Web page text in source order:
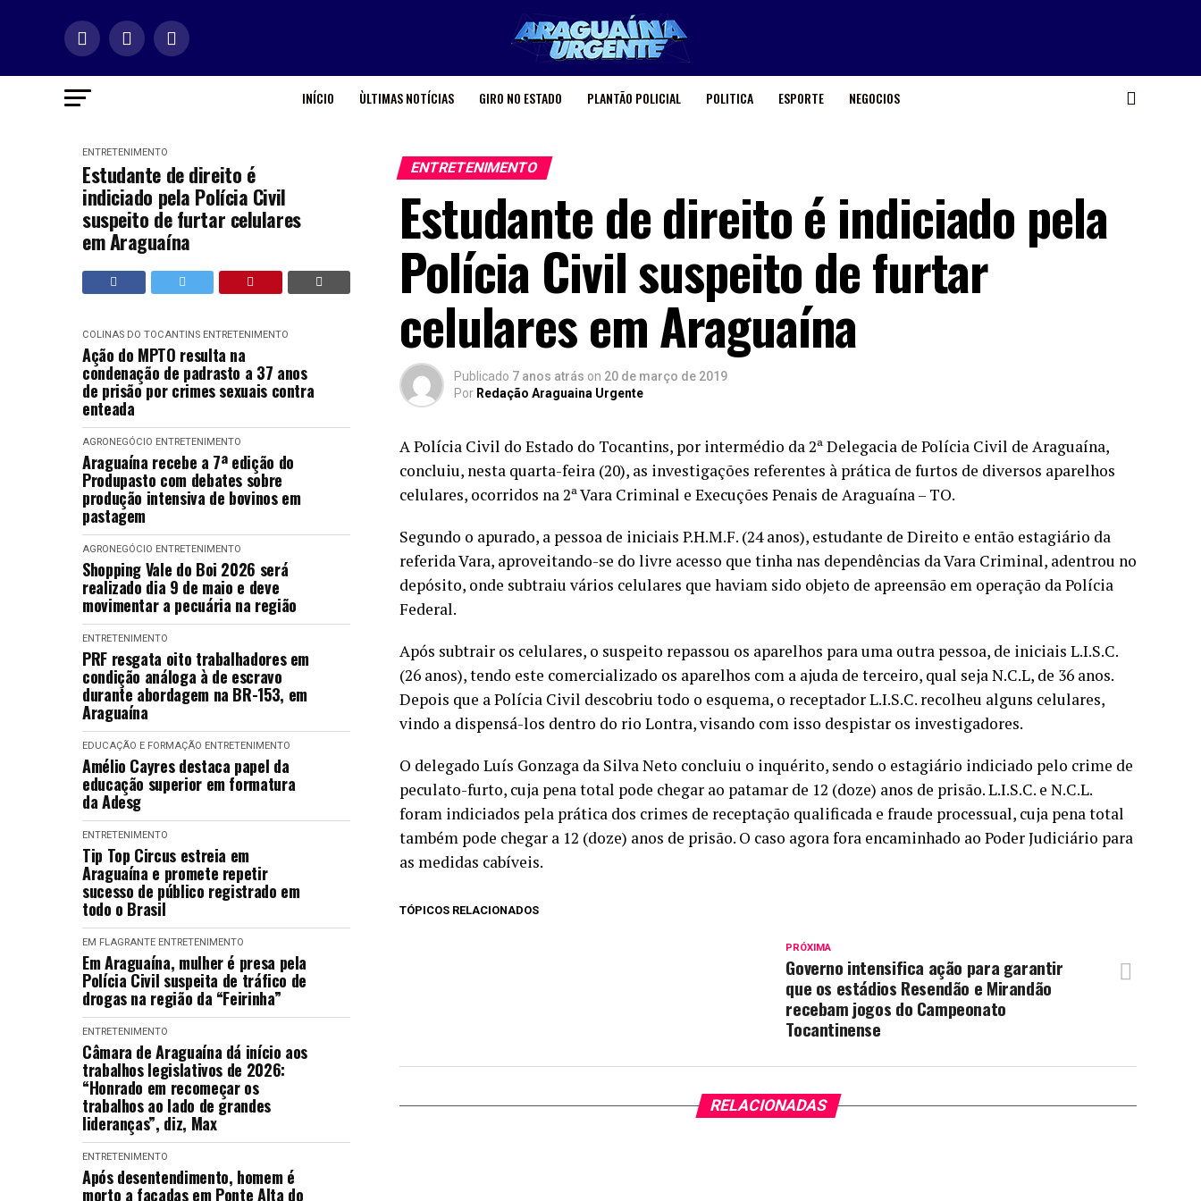
INÍCIO ÙLTIMAS NOTÍCIAS GIRO NO ESTADO PLANTÃO POLICIAL POLITICA ESPORTE NEGOCIOS
ENTRETENIMENTO
Estudante de direito é
indiciado pela Polícia Civil
suspeito de furtar celulares
em Araguaína
COLINAS DO TOCANTINS ENTRETENIMENTO
Ação do MPTO resulta na
condenação de padrasto a 37 anos
de prisão por crimes sexuais contra
enteada
AGRONEGÓCIO ENTRETENIMENTO
Araguaína recebe a 7ª edição do
Produpasto com debates sobre
produção intensiva de bovinos em
pastagem
AGRONEGÓCIO ENTRETENIMENTO
Shopping Vale do Boi 2026 será
realizado dia 9 de maio e deve
movimentar a pecuária na região
ENTRETENIMENTO
PRF resgata oito trabalhadores em
condição análoga à de escravo
durante abordagem na BR-153, em
Araguaína
EDUCAÇÃO E FORMAÇÃO ENTRETENIMENTO
Amélio Cayres destaca papel da
educação superior em formatura
da Adesg
ENTRETENIMENTO
Tip Top Circus estreia em
Araguaína e promete repetir
sucesso de público registrado em
todo o Brasil
EM FLAGRANTE ENTRETENIMENTO
Em Araguaína, mulher é presa pela
Polícia Civil suspeita de tráfico de
drogas na região da “Feirinha”
ENTRETENIMENTO
Câmara de Araguaína dá início aos
trabalhos legislativos de 2026:
“Honrado em recomeçar os
trabalhos ao lado de grandes
lideranças”, diz, Max
ENTRETENIMENTO
Após desentendimento, homem é
morto a facadas em Ponte Alta do
ENTRETENIMENTO
Estudante de direito é indiciado pela
Polícia Civil suspeito de furtar
celulares em Araguaína
Publicado 7 anos atrás on 20 de março de 2019
Por Redação Araguaina Urgente
A Polícia Civil do Estado do Tocantins, por intermédio da 2ª Delegacia de Polícia Civil de Araguaína,
concluiu, nesta quarta-feira (20), as investigações referentes à prática de furtos de diversos aparelhos
celulares, ocorridos na 2ª Vara Criminal e Execuções Penais de Araguaína – TO.
Segundo o apurado, a pessoa de iniciais P.H.M.F. (24 anos), estudante de Direito e então estagiário da
referida Vara, aproveitando-se do livre acesso que tinha nas dependências da Vara Criminal, adentrou no
depósito, onde subtraiu vários celulares que haviam sido objeto de apreensão em operação da Polícia
Federal.
Após subtrair os celulares, o suspeito repassou os aparelhos para uma outra pessoa, de iniciais L.I.S.C.
(26 anos), tendo este comercializado os aparelhos com a ajuda de terceiro, qual seja N.C.L, de 36 anos.
Depois que a Polícia Civil descobriu todo o esquema, o receptador L.I.S.C. recolheu alguns celulares,
vindo a dispensá-los dentro do rio Lontra, visando com isso despistar os investigadores.
O delegado Luís Gonzaga da Silva Neto concluiu o inquérito, sendo o estagiário indiciado pelo crime de
peculato-furto, cuja pena total pode chegar ao patamar de 12 (doze) anos de prisão. L.I.S.C. e N.C.L.
foram indiciados pela prática dos crimes de receptação qualificada e fraude processual, cuja pena total
também pode chegar a 12 (doze) anos de prisão. O caso agora fora encaminhado ao Poder Judiciário para
as medidas cabíveis.
TÓPICOS RELACIONADOS
PRÓXIMA
Governo intensifica ação para garantir
que os estádios Resendão e Mirandão
recebam jogos do Campeonato
Tocantinense
RELACIONADAS